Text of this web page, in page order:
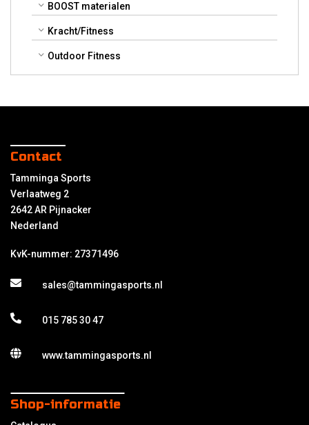
BOOST materialen
Kracht/Fitness
Outdoor Fitness
Contact
Tamminga Sports
Verlaatweg 2
2642 AR Pijnacker
Nederland
KvK-nummer: 27371496
sales@tammingasports.nl
015 785 30 47
www.tammingasports.nl
Shop-informatie